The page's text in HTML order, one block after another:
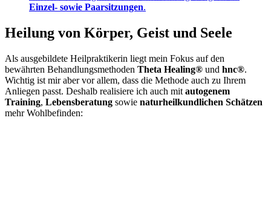
Einzel- sowie Paarsitzungen.
Heilung von Körper, Geist und Seele
Als ausgebildete Heilpraktikerin liegt mein Fokus auf den
bewährten Behandlungsmethoden Theta Healing® und hnc®.
Wichtig ist mir aber vor allem, dass die Methode auch zu Ihrem
Anliegen passt. Deshalb realisiere ich auch mit autogenem
Training, Lebensberatung sowie naturheilkundlichen Schätzen
mehr Wohlbefinden: